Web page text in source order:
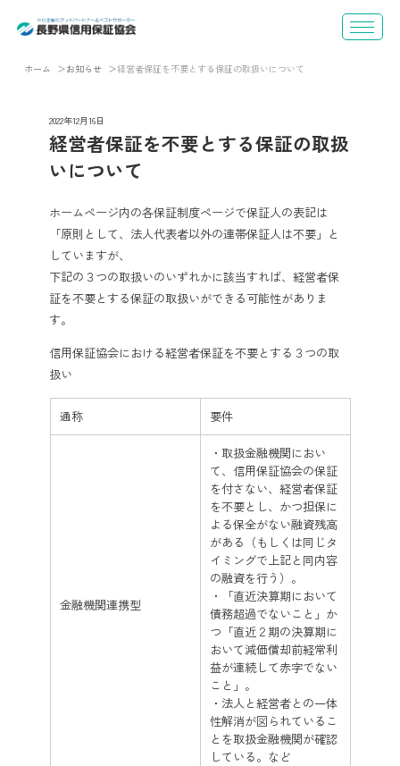
ホーム お知らせ 経営者保証を不要とする保証の取扱いについて
2022年12月16日
経営者保証を不要とする保証の取扱
いについて
ホームページ内の各保証制度ページで保証人の表記は
「原則として、法人代表者以外の連帯保証人は不要」と
していますが、
下記の３つの取扱いのいずれかに該当すれば、経営者保
証を不要とする保証の取扱いができる可能性がありま
す。
信用保証協会における経営者保証を不要とする３つの取
扱い
通称 要件
金融機関連携型
・取扱金融機関におい
て、信用保証協会の保証
を付さない、経営者保証
を不要とし、かつ担保に
よる保全がない融資残高
がある（もしくは同じタ
イミングで上記と同内容
の融資を行う）。
・「直近決算期において
債務超過でないこと」か
つ「直近２期の決算期に
おいて減価償却前経常利
益が連続して赤字でない
こと」。
・法人と経営者との一体
性解消が図られているこ
とを取扱金融機関が確認
している。など